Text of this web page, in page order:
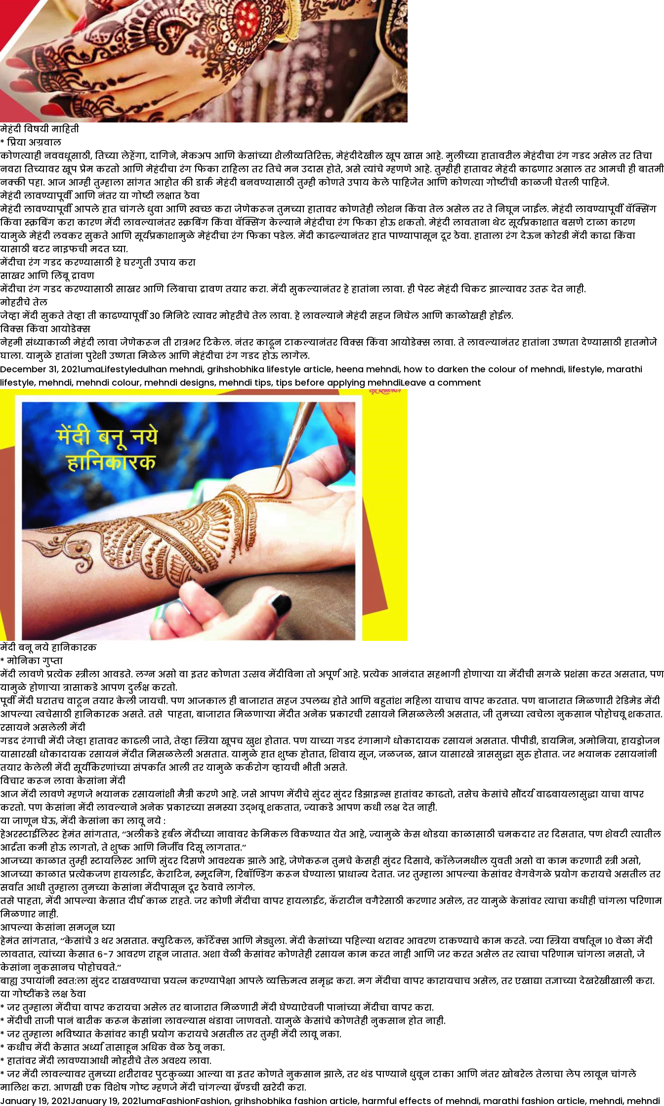
मेहंदी विषयी माहिती
* प्रिया अग्रवाल
कोणत्याही नववधूसाठी, तिच्या लेहेंगा, दागिने, मेकअप आणि केसांच्या शैलीव्यतिरिक्त, मेहंदीदेखील खूप खास आहे. मुलीच्या हातावरील मेहंदीचा रंग गडद असेल तर तिचा
नवरा तिच्यावर खूप प्रेम करतो आणि मेहंदीचा रंग फिका राहिला तर तिचे मन उदास होते, असे त्यांचे म्हणणे आहे. तुम्हीही हातावर मेहंदी काढणार असाल तर आमची ही बातमी
नक्की पहा. आज आम्ही तुम्हाला सांगत आहोत की डार्क मेहंदी बनवण्यासाठी तुम्ही कोणते उपाय केले पाहिजेत आणि कोणत्या गोष्टींची काळजी घेतली पाहिजे.
मेहंदी लावण्यापूर्वी आणि नंतर या गोष्टी लक्षात ठेवा
मेहंदी लावण्यापूर्वी आपले हात चांगले धुवा आणि स्वच्छ करा जेणेकरून तुमच्या हातावर कोणतेही लोशन किंवा तेल असेल तर ते निघून जाईल. मेहंदी लावण्यापूर्वी वॅक्सिंग
किंवा स्क्रबिंग करा कारण मेंदी लावल्यानंतर स्क्रबिंग किंवा वॅक्सिंग केल्याने मेहंदीचा रंग फिका होऊ शकतो. मेहंदी लावताना थेट सूर्यप्रकाशात बसणे टाळा कारण
यामुळे मेहंदी लवकर सुकते आणि सूर्यप्रकाशामुळे मेहंदीचा रंग फिका पडेल. मेंदी काढल्यानंतर हात पाण्यापासून दूर ठेवा. हाताला रंग देऊन कोरडी मेंदी काढा किंवा
यासाठी बटर नाइफची मदत घ्या.
मेंदीचा रंग गडद करण्यासाठी हे घरगुती उपाय करा
साखर आणि लिंबू द्रावण
मेंदीचा रंग गडद करण्यासाठी साखर आणि लिंबाचा द्रावण तयार करा. मेंदी सुकल्यानंतर हे हातांना लावा. ही पेस्ट मेहंदी चिकट झाल्यावर उतरू देत नाही.
मोहरीचे तेल
जेव्हा मेंदी सुकते तेव्हा ती काढण्यापूर्वी 30 मिनिटे त्यावर मोहरीचे तेल लावा. हे लावल्याने मेहंदी सहज निघेल आणि काळोखही होईल.
विक्स किंवा आयोडेक्स
नेहमी संध्याकाळी मेहंदी लावा जेणेकरून ती रात्रभर टिकेल. नंतर काढून टाकल्यानंतर विक्स किंवा आयोडेक्स लावा. ते लावल्यानंतर हातांना उष्णता देण्यासाठी हातमोजे
घाला. यामुळे हातांना पुरेशी उष्णता मिळेल आणि मेहंदीचा रंग गडद होऊ लागेल.
Posted
on
December 31, 2021Author
umaCategories
LifestyleTags
dulhan mehndi, grihshobhika lifestyle article, heena mehndi, how to darken the colour of mehndi, lifestyle, marathi
lifestyle, mehndi, mehndi colour, mehndi designs, mehndi tips, tips before applying mehndiLeave a comment
मेंदी बनू नये हानिकारक
* मोनिका गुप्ता
मेंदी लावणे प्रत्येक स्त्रीला आवडते. लग्न असो वा इतर कोणता उत्सव मेंदीविना तो अपूर्ण आहे. प्रत्येक आनंदात सहभागी होणाऱ्या या मेंदीची सगळे प्रशंसा करत असतात, पण
यामुळे होणाऱ्या त्रासाकडे आपण दुर्लक्ष करतो.
पूर्वी मेंदी घरातच वाटून तयार केली जायची. पण आजकाल ही बाजारात सहज उपलब्ध होते आणि बहुतांश महिला याचाच वापर करतात. पण बाजारात मिळणारी रेडिमेड मेंदी
आपल्या त्वचेसाठी हानिकारक असते. तसे पाहता, बाजारात मिळणाऱ्या मेंदीत अनेक प्रकारची रसायने मिसळलेली असतात, जी तुमच्या त्वचेला नुकसान पोहोचवू शकतात.
रसायने असलेली मेंदी
गडद रंगाची मेंदी जेव्हा हातावर काढली जाते, तेव्हा स्त्रिया खूपच खुश होतात. पण याच्या गडद रंगामागे धोकादायक रसायनं असतात. पीपीडी, डायमिन, अमोनिया, हायड्रोजन
यासारखी धोकादायक रसायनं मेंदीत मिसळलेली असतात. यामुळे हात शुष्क होतात, शिवाय सूज, जळजळ, खाज यासारखे त्राससुद्धा सुरु होतात. जर भयानक रसायनांनी
तयार केलेली मेंदी सूर्यकिरणांच्या संपर्कात आली तर यामुळे कर्करोग व्हायची भीती असते.
विचार करून लावा केसांना मेंदी
आज मेंदी लावणे म्हणजे भयानक रसायनांशी मैत्री करणे आहे. जसे आपण मेंदीचे सुंदर सुंदर डिझाइन्स हातांवर काढतो, तसेच केसांचे सौंदर्य वाढवायलासुद्धा याचा वापर
करतो. पण केसांना मेंदी लावल्याने अनेक प्रकारच्या समस्या उद्भवू शकतात, ज्याकडे आपण कधी लक्ष देत नाही.
या जाणून घेऊ, मेंदी केसांना का लावू नये :
हेअरस्टाईलिस्ट हेमंत सांगतात, ‘‘अलीकडे हर्बल मेंदीच्या नावावर केमिकल विकण्यात येत आहे, ज्यामुळे केस थोडया काळासाठी चमकदार तर दिसतात, पण शेवटी त्यातील
आर्द्रता कमी होऊ लागतो, ते शुष्क आणि निर्जीव दिसू लागतात.’’
आजच्या काळात तुम्ही स्टायलिस्ट आणि सुंदर दिसणे आवश्यक झाले आहे, जेणेकरून तुमचे केसही सुंदर दिसावे, कॉलेजमधील युवती असो वा काम करणारी स्त्री असो,
आजच्या काळात प्रत्येकजण हायलाईट, केराटिन, स्मूदनिंग, रिबॉण्डिंग करून घेण्याला प्राधान्य देतात. जर तुम्हाला आपल्या केसांवर वेगवेगळे प्रयोग करायचे असतील तर
सर्वात आधी तुम्हाला तुमच्या केसांना मेंदीपासून दूर ठेवावे लागेल.
तसे पाहता, मेंदी आपल्या केसात दीर्घ काळ राहते. जर कोणी मेंदीचा वापर हायलाईट, कॅराटीन वगैरेसाठी करणार असेल, तर यामुळे केसांवर त्याचा कधीही चांगला परिणाम
मिळणार नाही.
आपल्या केसांना समजून घ्या
हेमंत सांगतात, ‘‘केसांचे ३ थर असतात. क्युटिकल, कॉर्टेक्स आणि मेड्युला. मेंदी केसांच्या पहिल्या थरावर आवरण टाकण्याचे काम करते. ज्या स्त्रिया वर्षातून १० वेळा मेंदी
लावतात, त्यांच्या केसात ६-७ आवरण राहून जातात. अशा वेळी केसांवर कोणतेही रसायन काम करत नाही आणि जर करत असेल तर त्याचा परिणाम चांगला नसतो, जे
केसांना नुकसानच पोहोचवते.’’
बाह्य उपायांनी स्वत:ला सुंदर दाखवण्याचा प्रयत्न करण्यापेक्षा आपले व्यक्तिमत्व समृद्ध करा. मग मेंदीचा वापर कारायचाच असेल, तर एखाद्या तज्ञाच्या देखरेखीखाली करा.
या गोष्टींकडे लक्ष ठेवा
* जर तुम्हाला मेंदीचा वापर करायचा असेल तर बाजारात मिळणारी मेंदी घेण्याऐवजी पानांच्या मेंदीचा वापर करा.
* मेंदीची ताजी पानं बारीक करून केसांना लावल्यास थंडावा जाणवतो. यामुळे केसांचे कोणतेही नुकसान होत नाही.
* जर तुम्हाला भविष्यात केसांवर काही प्रयोग करायचे असतील तर तुम्ही मेंदी लावू नका.
* कधीच मेंदी केसात अर्ध्या तासाहून अधिक वेळ ठेवू नका.
* हातांवर मेंदी लावण्याआधी मोहरीचे तेल अवश्य लावा.
* जर मेंदी लावल्यावर तुमच्या शरीरावर पुटकुळ्या आल्या वा इतर कोणते नुकसान झाले, तर थंड पाण्याने धुवून टाका आणि नंतर खोबरेल तेलाचा लेप लावून चांगले
मालिश करा. आणखी एक विशेष गोष्ट म्हणजे मेंदी चांगल्या ब्रॅण्डची खरेदी करा.
Posted
January 19, 2021January 19, 2021Author
umaCategories
FashionTags
Fashion, grihshobhika fashion article, harmful effects of mehndi, marathi fashion article, mehndi, mehndi